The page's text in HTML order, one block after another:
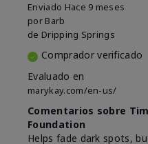
Enviado Hace 9 meses
por Barb
de Dripping Springs
Comprador verificado
Evaluado en
marykay.com/en-us/
Comentarios sobre
Foundation
Helps fade dark spots,